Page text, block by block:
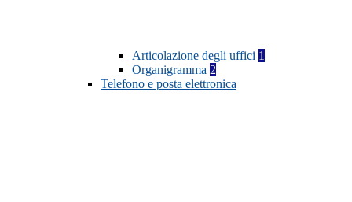
Articolazione degli uffici 1
Organigramma 2
Telefono e posta elettronica